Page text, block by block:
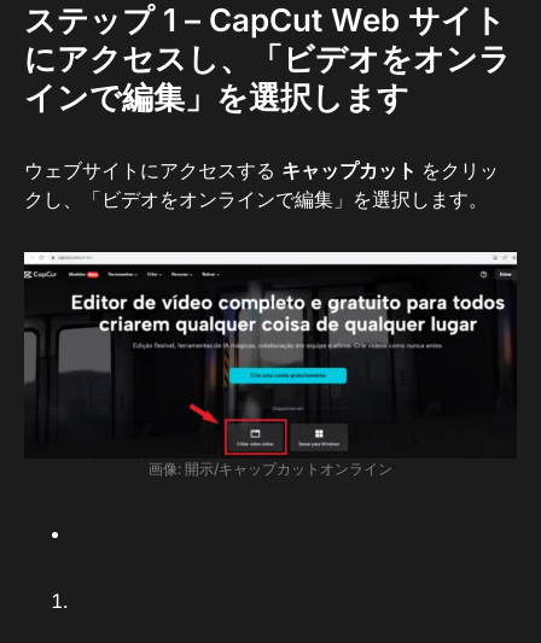
ステップ 1 – CapCut Web サイト
にアクセスし、「ビデオをオンラ
インで編集」を選択します
ウェブサイトにアクセスする キャップカット をクリッ
クし、「ビデオをオンラインで編集」を選択します。
画像: 開示/キャップカットオンライン